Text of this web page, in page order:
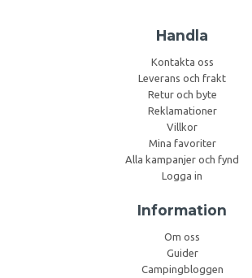
Handla
Kontakta oss
Leverans och frakt
Retur och byte
Reklamationer
Villkor
Mina favoriter
Alla kampanjer och fynd
Logga in
Information
Om oss
Guider
Campingbloggen